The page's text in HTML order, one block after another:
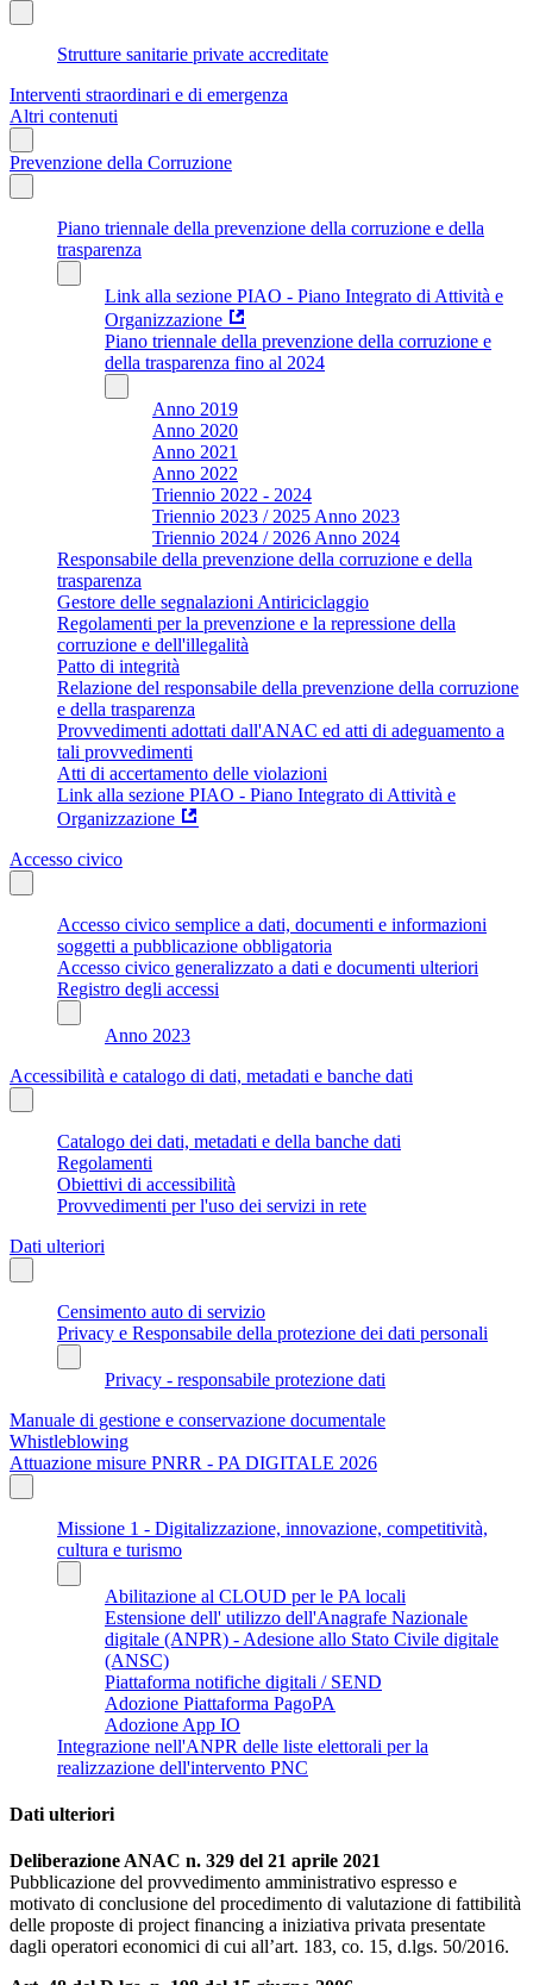
Strutture sanitarie private accreditate
Interventi straordinari e di emergenza
Altri contenuti
Prevenzione della Corruzione
Piano triennale della prevenzione della corruzione e della
trasparenza
Link alla sezione PIAO - Piano Integrato di Attività e
Organizzazione
Piano triennale della prevenzione della corruzione e
della trasparenza fino al 2024
Anno 2019
Anno 2020
Anno 2021
Anno 2022
Triennio 2022 - 2024
Triennio 2023 / 2025 Anno 2023
Triennio 2024 / 2026 Anno 2024
Responsabile della prevenzione della corruzione e della
trasparenza
Gestore delle segnalazioni Antiriciclaggio
Regolamenti per la prevenzione e la repressione della
corruzione e dell'illegalità
Patto di integrità
Relazione del responsabile della prevenzione della corruzione
e della trasparenza
Provvedimenti adottati dall'ANAC ed atti di adeguamento a
tali provvedimenti
Atti di accertamento delle violazioni
Link alla sezione PIAO - Piano Integrato di Attività e
Organizzazione
Accesso civico
Accesso civico semplice a dati, documenti e informazioni
soggetti a pubblicazione obbligatoria
Accesso civico generalizzato a dati e documenti ulteriori
Registro degli accessi
Anno 2023
Accessibilità e catalogo di dati, metadati e banche dati
Catalogo dei dati, metadati e della banche dati
Regolamenti
Obiettivi di accessibilità
Provvedimenti per l'uso dei servizi in rete
Dati ulteriori
Censimento auto di servizio
Privacy e Responsabile della protezione dei dati personali
Privacy - responsabile protezione dati
Manuale di gestione e conservazione documentale
Whistleblowing
Attuazione misure PNRR - PA DIGITALE 2026
Missione 1 - Digitalizzazione, innovazione, competitività,
cultura e turismo
Abilitazione al CLOUD per le PA locali
Estensione dell' utilizzo dell'Anagrafe Nazionale
digitale (ANPR) - Adesione allo Stato Civile digitale
(ANSC)
Piattaforma notifiche digitali / SEND
Adozione Piattaforma PagoPA
Adozione App IO
Integrazione nell'ANPR delle liste elettorali per la
realizzazione dell'intervento PNC
Dati ulteriori
Deliberazione ANAC n. 329 del 21 aprile 2021
Pubblicazione del provvedimento amministrativo espresso e
motivato di conclusione del procedimento di valutazione di fattibilità
delle proposte di project financing a iniziativa privata presentate
dagli operatori economici di cui all’art. 183, co. 15, d.lgs. 50/2016.